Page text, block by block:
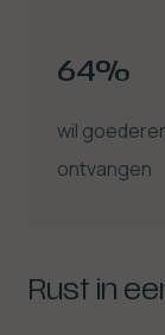
64%
wil
ontvangen
Rust in